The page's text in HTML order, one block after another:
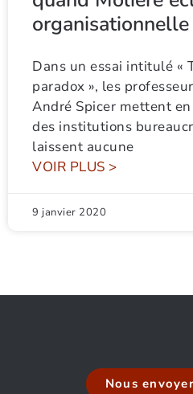
organisationnelle
Dans un essai intitulé «
paradox », les
André Spicer mettent
des institutions
laissent aucune
VOIR PLUS >
9 janvier 2020
Nous